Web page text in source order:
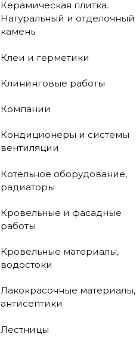
Керамическая плитка.
Натуральный и отделочный
камень
Клеи и герметики
Клининговые работы
Компании
Кондиционеры и системы
вентиляции
Котельное оборудование,
радиаторы
Кровельные и фасадные
работы
Кровельные материалы,
водостоки
Лакокрасочные материалы,
антисептики
Лестницы